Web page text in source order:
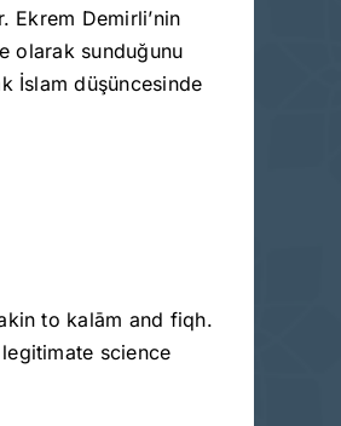
Ekrem Demirli’nin
olarak sunduğunu
İslam düşüncesinde
to kalām and fiqh.
science